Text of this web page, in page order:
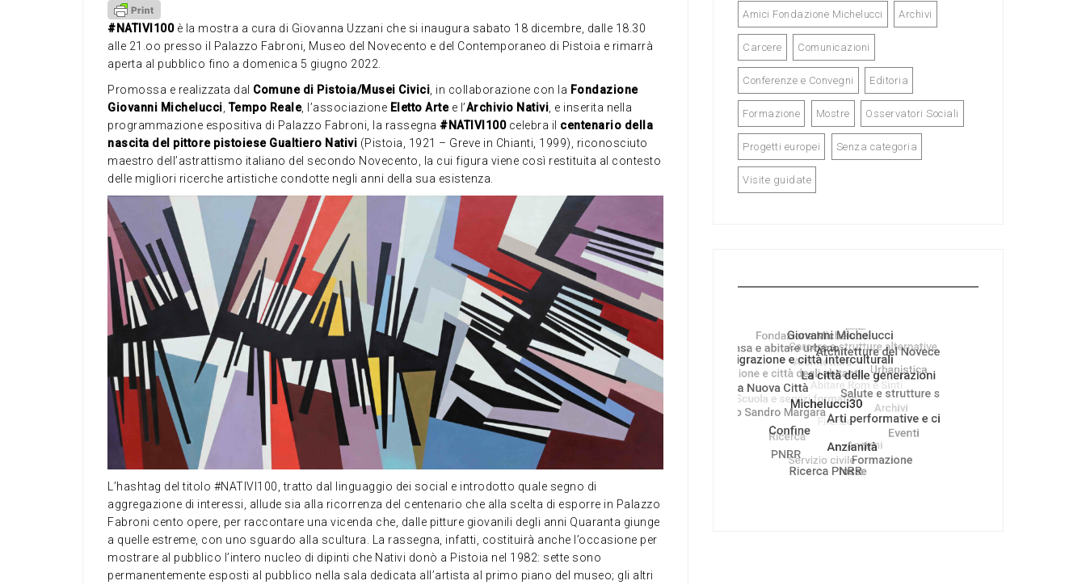
#NATIVI100è la mostra a cura di Giovanna Uzzani che si inaugura sabato 18 dicembre, dalle 18.30
alle 21.oo presso il Palazzo Fabroni, Museo del Novecento e del Contemporaneo di Pistoia e rimarrà
aperta al pubblico fino a domenica 5 giugno 2022.
Promossa e realizzata dal Comune di Pistoia/Musei Civici , in collaborazione con la Fondazione
Giovanni Michelucci ,Tempo Reale, l’associazione Eletto Artee l’Archivio Nativi , e inserita nella
programmazione espositiva di Palazzo Fabroni, la rassegna #NATIVI100celebra il centenario della
nascita del pittore pistoiese Gualtiero Nativi (Pistoia, 1921 – Greve in Chianti, 1999), riconosciuto
maestro dell’astrattismo italiano del secondo Novecento, la cui figura viene così restituita al contesto
delle migliori ricerche artistiche condotte negli anni della sua esistenza.
L’hashtag del titolo #NATIVI100, tratto dal linguaggio dei social e introdotto quale segno di
aggregazione di interessi, allude sia alla ricorrenza del centenario che alla scelta di esporre in Palazzo
Fabroni cento opere, per raccontare una vicenda che, dalle pitture giovanili degli anni Quaranta giunge
a quelle estreme, con uno sguardo alla scultura. La rassegna, infatti, costituirà anche l’occasione per
mostrare al pubblico l’intero nucleo di dipinti che Nativi donò a Pistoia nel 1982: sette sono
permanentemente esposti al pubblico nella sala dedicata all’artista al primo piano del museo; gli altri
Amici Fondazione Michelucci Archivi
Carcere Comunicazioni
Conferenze e Convegni Editoria
Formazione Mostre Osservatori Sociali
Progetti europei Senza categoria
Visite guidate